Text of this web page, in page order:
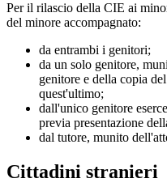
Per il rilascio della CIE ai
del minore accompagnato:
da entrambi i genitori;
da un solo genitore,
genitore e della copia
quest'ultimo;
dall'unico genitore
previa presentazione
dal tutore, munito
Cittadini stranieri